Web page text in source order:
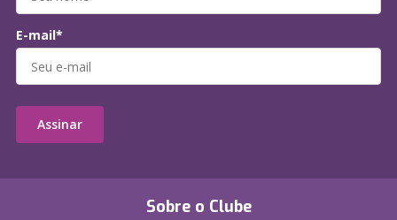
Sobre o Clube
E-mail*
Assinar